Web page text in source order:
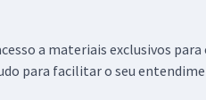
a materiais exclusivos
para facilitar o seu